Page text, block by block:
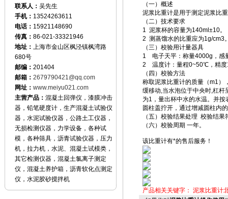
联系人： 吴先生
手机： 13524263611
电话： 15921148690
传真： 86-021-33321946
地址： 上海市金山区枫泾镇枫湾路
680号
邮编： 201404
邮箱： 2679790421@qq.com
网址： www.meiyu021.com
主营产品： 混凝土回弹仪，漆膜冲击
器，铅笔硬度计，生产混凝土试验仪
器，水泥试验仪器，公路土工仪器，
无损检测仪器，力学设备，各种试
模，各种筛具，沥青试验仪器，压力
机，拉力机，水泥、混凝土试模类，
其它检测仪器，混凝土氯离子测定
仪，混凝土养护箱，沥青软化点测定
仪，水泥胶砂搅拌机
（一）概述
泥浆比重计是用于测定泥浆比
（二）技术要求
1 泥浆杯的容量为140ml±10。
2 测蒸馏水的比重应为1g/cm3
（三）校验用计量器具
1 电子天平：称量4000g，感
2 温度计：量程0~50℃，精
（四）校验方法
称取泥浆比重计的质量（m1）
缓移动,当水泡位于中央时,杠
为1，量出杯中水的水温。并
圆柱盖拧开，通过增减圆柱内
（五）校验结果处理 校验结
（六）校验周期 一年。
该比重计有*的售后服务！
产品相关关键字： 泥浆比重计